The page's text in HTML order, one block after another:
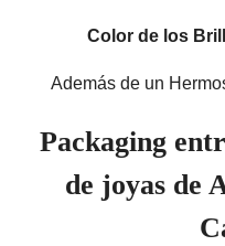
Color de los
Además de un
Packaging
de joyas de